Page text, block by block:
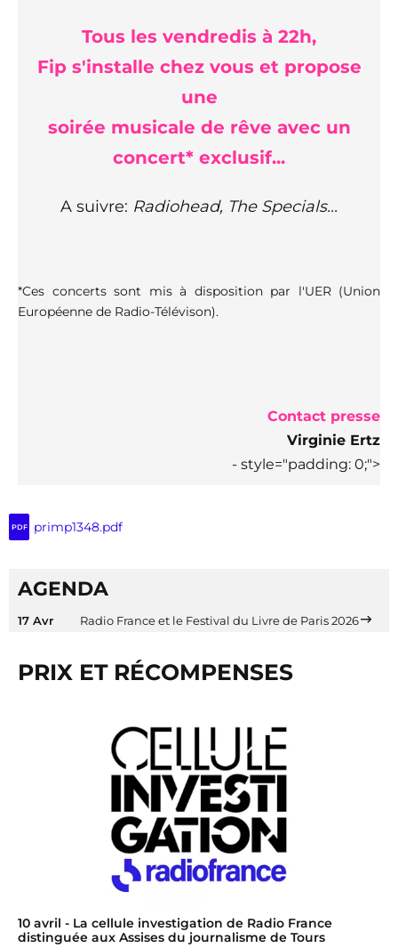
Tous les vendredis à 22h,
Fip s'installe chez vous et propose
une
soirée musicale de rêve avec un
concert* exclusif...
A suivre: Radiohead, The Specials...
*Ces concerts sont mis à disposition par l'UER (Union
Européenne de Radio-Télévison).
Contact presse
Virginie Ertz
- style="padding: 0;">
PDF primp1348.pdf
AGENDA
17 Avr Radio France et le Festival du Livre de Paris 2026
PRIX ET RÉCOMPENSES
10 avril - La cellule investigation de Radio France
distinguée aux Assises du journalisme de Tours